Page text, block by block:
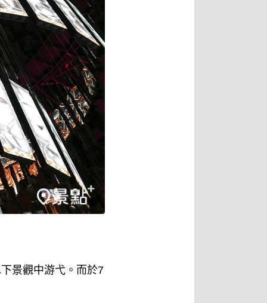
景觀中游弋。而於7